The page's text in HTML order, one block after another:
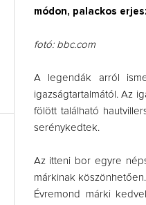
módon, palackos
fotó: bbc.com
A legendák arról
igazságtartalmától. Az
fölött található
serénykedtek.
Az itteni bor egyre
márkinak
Évremond márki